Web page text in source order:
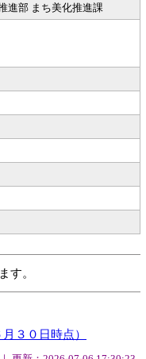
進部 まち美化推進課
す。
３０日時点）